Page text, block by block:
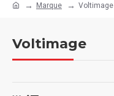
Marque Voltimage
Voltimage